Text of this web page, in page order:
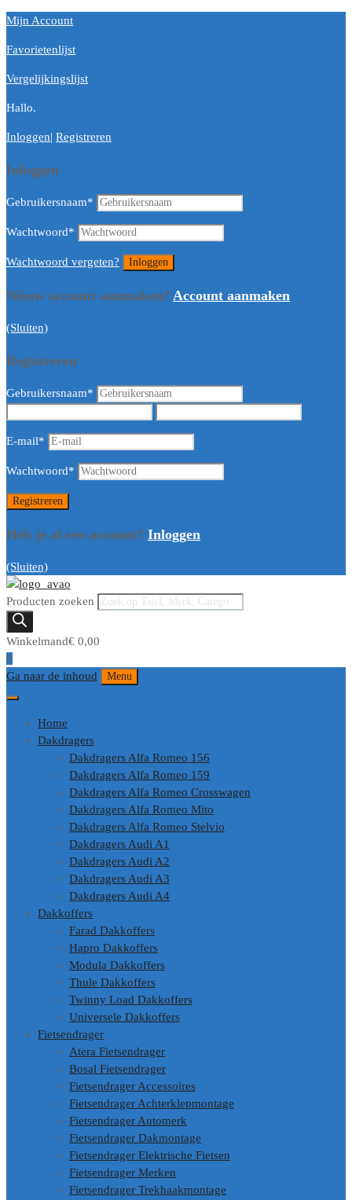
Mijn Account
Favorietenlijst
Vergelijkingslijst
Hallo.
Inloggen| Registreren
Inloggen
Gebruikersnaam*
Wachtwoord*
Wachtwoord vergeten?
Nieuw account aanmaken? Account aanmaken
(Sluiten)
Registreren
Gebruikersnaam*
E-mail*
Wachtwoord*
Heb je al een account? Inloggen
(Sluiten)
Producten zoeken
Winkelmand€ 0,00
0
Ga naar de inhoud
Menu
Home
Dakdragers
Dakdragers Alfa Romeo 156
Dakdragers Alfa Romeo 159
Dakdragers Alfa Romeo Crosswagen
Dakdragers Alfa Romeo Mito
Dakdragers Alfa Romeo Stelvio
Dakdragers Audi A1
Dakdragers Audi A2
Dakdragers Audi A3
Dakdragers Audi A4
Dakkoffers
Farad Dakkoffers
Hapro Dakkoffers
Modula Dakkoffers
Thule Dakkoffers
Twinny Load Dakkoffers
Universele Dakkoffers
Fietsendrager
Atera Fietsendrager
Bosal Fietsendrager
Fietsendrager Accessoires
Fietsendrager Achterklepmontage
Fietsendrager Automerk
Fietsendrager Dakmontage
Fietsendrager Elektrische Fietsen
Fietsendrager Merken
Fietsendrager Trekhaakmontage